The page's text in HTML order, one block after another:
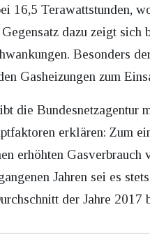
16,5 Terawattstunden,
dazu zeigt
Besonders
Gasheizungen zum
die
erklären: Zum
erhöhten
Jahren sei es
der Jahre 2017